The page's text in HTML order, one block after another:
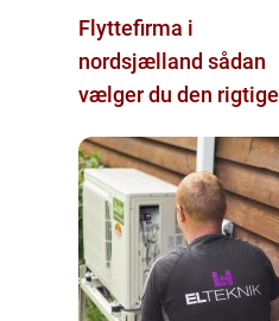
Flyttefirma i
nordsjælland sådan
vælger du den rigtige